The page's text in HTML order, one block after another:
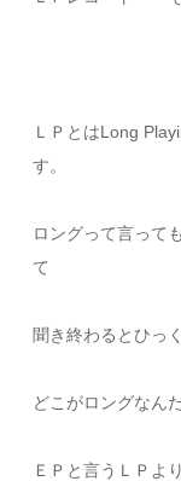
ＬＰとはLong
す。
ロングって言って
て
聞き終わるとひっ
どこがロングなん
ＥＰと言うＬＰよ